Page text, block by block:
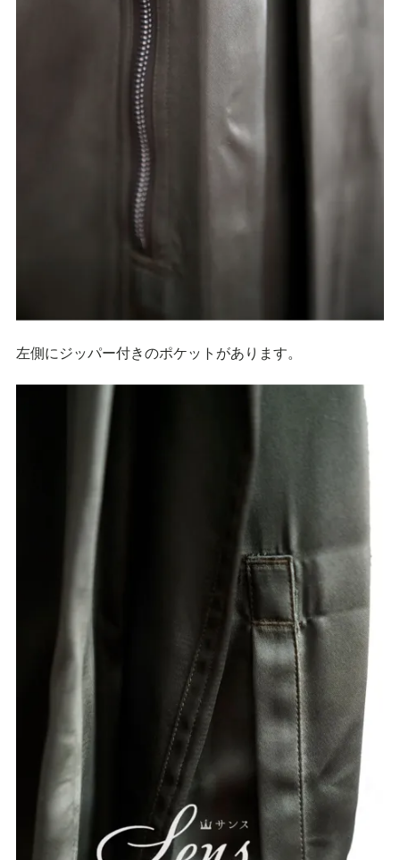
左側にジッパー付きのポケットがあります。